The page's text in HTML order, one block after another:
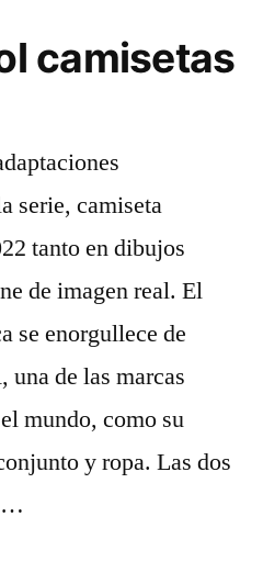
camisetas
serie, camiseta
tanto en dibujos
de imagen real. El
se enorgullece de
de las marcas
mundo, como su
y ropa. Las dos
…